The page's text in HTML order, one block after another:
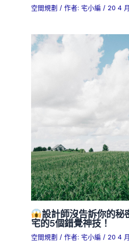
空間規劃 / 作者: 宅小編/ 20 4
設計師沒告訴你的秘
宅的5個錯覺神技！
空間規劃 / 作者: 宅小編/ 20 4